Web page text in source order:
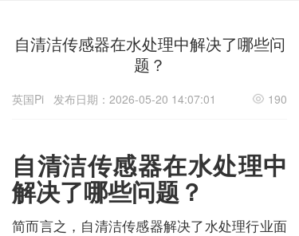
自清洁传感器在水处理中解决了哪些问
题？
英国Pi 发布日期：2026-05-20 14:07:01 190
自清洁传感器在水处理中
解决了哪些问题？
简而言之，自清洁传感器解决了水处理行业面